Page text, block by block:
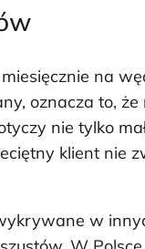
na
oznacza to,
nie tylko
klient nie
w